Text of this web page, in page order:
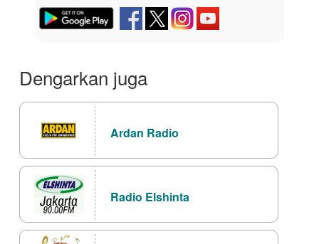
Dengarkan juga
Ardan Radio
Radio Elshinta